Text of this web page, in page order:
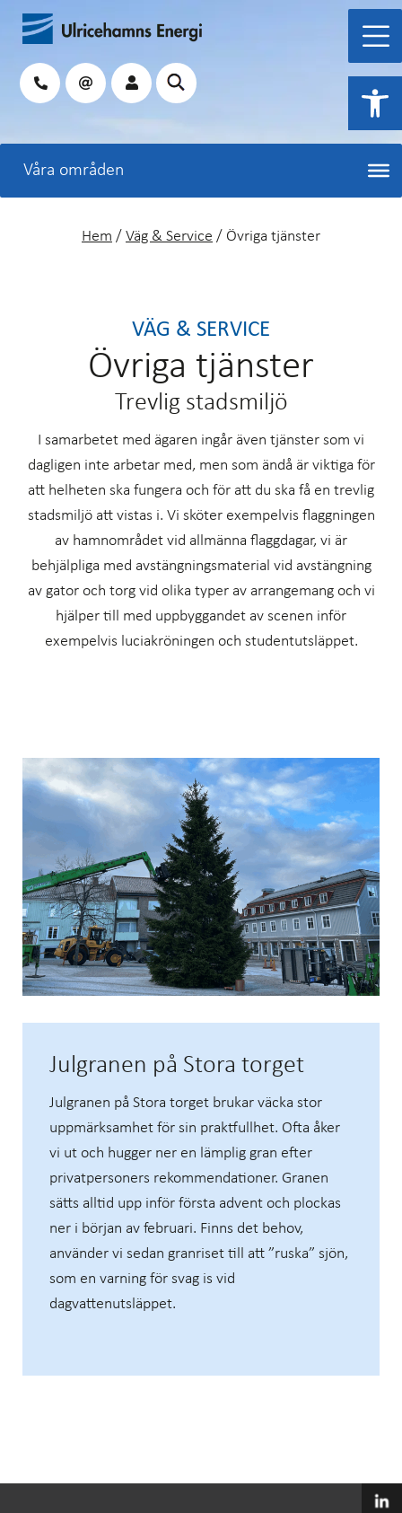
Hoppa
innehåll
Sök
Hem / Väg & Service / Övriga tjänster
VÄG & SERVICE
Övriga tjänster
Trevlig stadsmiljö
I samarbetet med ägaren ingår även tjänster som vi
dagligen inte arbetar med, men som ändå är viktiga för
att helheten ska fungera och för att du ska få en trevlig
stadsmiljö att vistas i. Vi sköter exempelvis flaggningen
av hamnområdet vid allmänna flaggdagar, vi är
behjälpliga med avstängningsmaterial vid avstängning
av gator och torg vid olika typer av arrangemang och vi
hjälper till med uppbyggandet av scenen inför
exempelvis luciakröningen och studentutsläppet.
Julgranen på Stora torget
Julgranen på Stora torget brukar väcka stor
uppmärksamhet för sin praktfullhet. Ofta åker
vi ut och hugger ner en lämplig gran efter
privatpersoners rekommendationer. Granen
sätts alltid upp inför första advent och plockas
ner i början av februari. Finns det behov,
använder vi sedan granriset till att ”ruska” sjön,
som en varning för svag is vid
dagvattenutsläppet.